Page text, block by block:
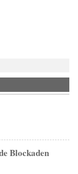
Blockaden